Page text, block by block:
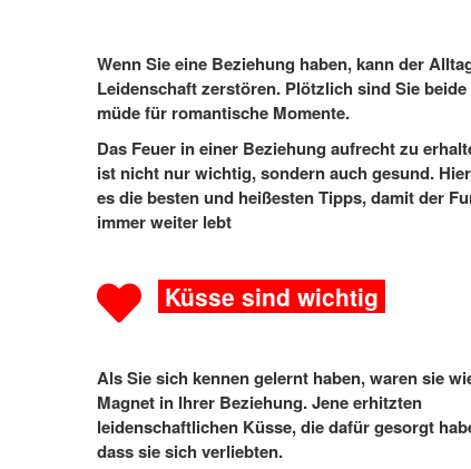
Wenn Sie eine Beziehung haben, kann der
Leidenschaft zerstören. Plötzlich sind Sie beide
müde für romantische Momente.
Das Feuer in einer Beziehung aufrecht zu
ist nicht nur wichtig, sondern auch gesund.
es die besten und heißesten Tipps, damit der
immer weiter lebt
Küsse sind wichtig
Als Sie sich kennen gelernt haben, waren sie
Magnet in Ihrer Beziehung. Jene erhitzten
leidenschaftlichen Küsse, die dafür gesorgt
dass sie sich verliebten.